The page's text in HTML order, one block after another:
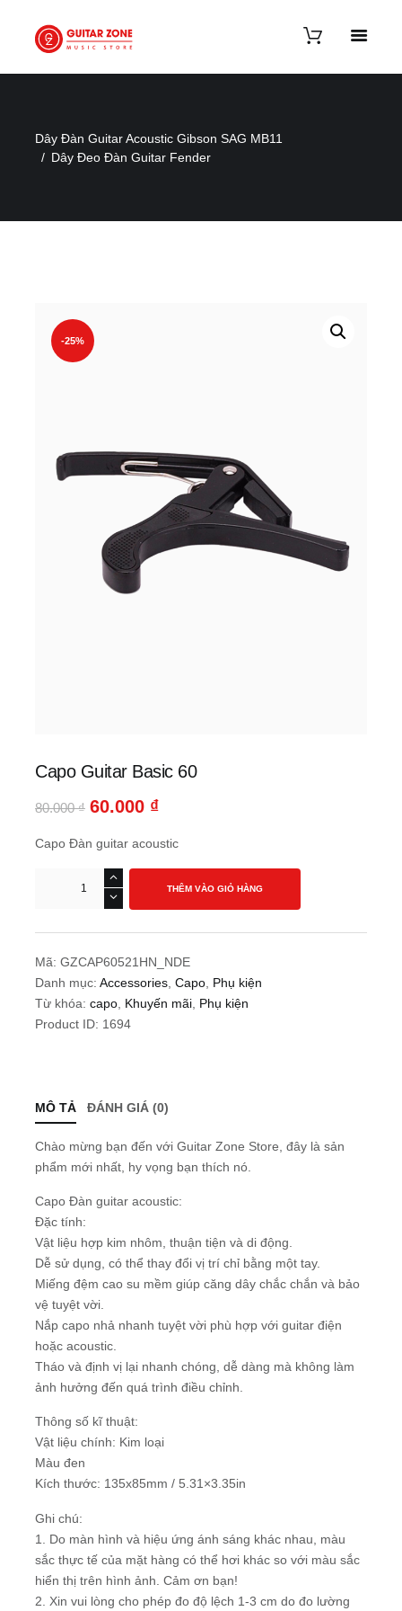
Dây Đàn Guitar Acoustic Gibson SAG MB11
Dây Đeo Đàn Guitar Fender
-25%
Capo Guitar Basic 60
80.000₫ 60.000 ₫
Capo Đàn guitar acoustic
số
lượng
THÊM VÀO GIỎ HÀNG
Mã: GZCAP60521HN_NDE
Danh mục: Accessories Capo Phụ kiện
Từ khóa: capo Khuyến mãi Phụ kiện
Product ID: 1694
MÔ TẢ ĐÁNH GIÁ (0)
Chào mừng bạn đến với Guitar Zone Store, đây là sản
phẩm mới nhất, hy vọng bạn thích nó.
Capo Đàn guitar acoustic:
Đặc tính:
Vật liệu hợp kim nhôm, thuận tiện và di động.
Dễ sử dụng, có thể thay đổi vị trí chỉ bằng một tay.
Miếng đệm cao su mềm giúp căng dây chắc chắn và bảo
vệ tuyệt vời.
Nắp capo nhả nhanh tuyệt vời phù hợp với guitar điện
hoặc acoustic.
Tháo và định vị lại nhanh chóng, dễ dàng mà không làm
ảnh hưởng đến quá trình điều chỉnh.
Thông số kĩ thuật:
Vật liệu chính: Kim loại
Màu đen
Kích thước: 135x85mm / 5.31×3.35in
Ghi chú:
1. Do màn hình và hiệu ứng ánh sáng khác nhau, màu
sắc thực tế của mặt hàng có thể hơi khác so với màu sắc
hiển thị trên hình ảnh. Cảm ơn bạn!
2. Xin vui lòng cho phép đo độ lệch 1-3 cm do đo lường